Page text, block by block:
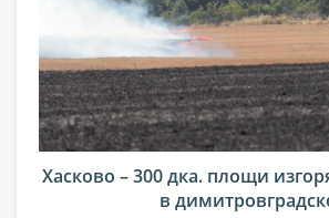
Хасково – 300 дка. площи
в